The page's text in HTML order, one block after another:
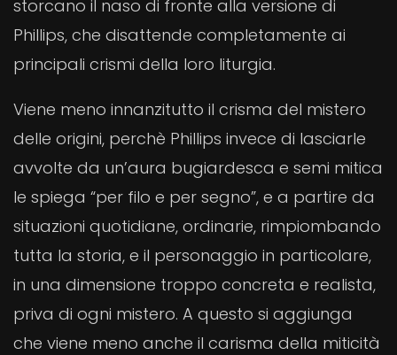
storcano il naso di fronte alla versione di
Phillips, che disattende completamente ai
principali crismi della loro liturgia.
Viene meno innanzitutto il crisma del mistero
delle origini, perchè Phillips invece di lasciarle
avvolte da un’aura bugiardesca e semi mitica
le spiega “per filo e per segno”, e a partire da
situazioni quotidiane, ordinarie, rimpiombando
tutta la storia, e il personaggio in particolare,
in una dimensione troppo concreta e realista,
priva di ogni mistero. A questo si aggiunga
che viene meno anche il carisma della miticità